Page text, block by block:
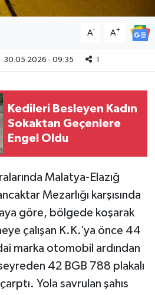
A- A+
30.05.2026 - 09:35 1
Kedileri Besleyen Kadın
Sokaktan Geçenlere
Engel Oldu
Malatya-Elazığ
Mezarlığı karşısında
göre, bölgede koşarak
çalışan K.K.’ya önce 44
marka otomobil ardından
42 BGB 788 plakalı
Yola savrulan şahıs